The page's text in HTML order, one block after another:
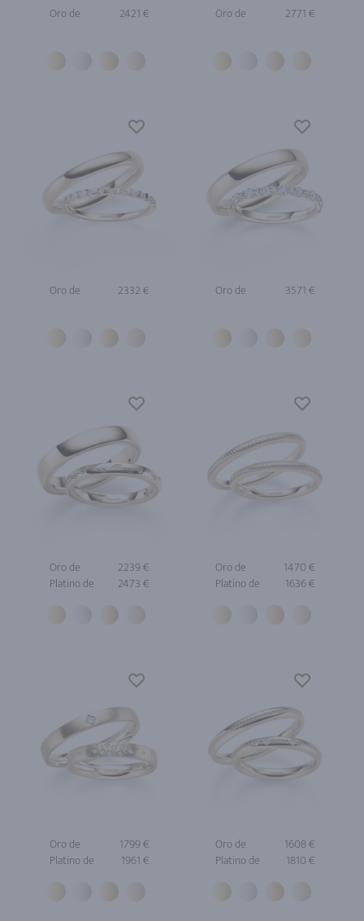
Oro de 2421 € Oro de 2771 €
Oro de 2332 € Oro de 3571 €
Oro de
2239 €
Platino de
2473 €
Oro de
1470 €
Platino de
1636 €
Oro de
1799 €
Platino de
1961 €
Oro de
1608 €
Platino de
1810 €